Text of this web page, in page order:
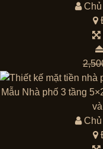
Chủ
Mẫu Nhà phố 3 tầng
Chủ